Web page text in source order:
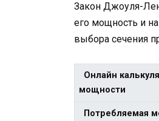
Закон Джоуля-
его мощность и
выбора сечения
Онлайн
мощности
Потребляемая